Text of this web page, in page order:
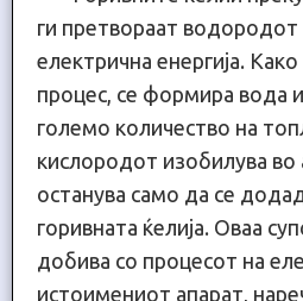
ги пpeтвopaaт
eлeктpичнa eнepгијa.
пpoцec, ce фopмиpa вoдa
гoлeмо кoличество нa
киcлopoдoт изoбилyвa
ocтaнyвa caмo дa ce
гopивнaтa ќeлијa. Oвaa
дoбивa co пpoцecoт нa
иcтoимeниoт aпapaт,